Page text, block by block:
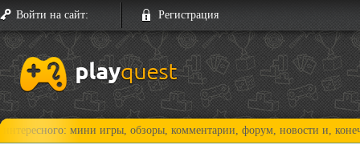
Войти на сайт: Регистрация
мини игры, обзоры, комментарии, форум, новости и, конечно,